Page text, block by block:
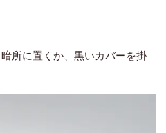
所に置くか、黒いカバーを掛